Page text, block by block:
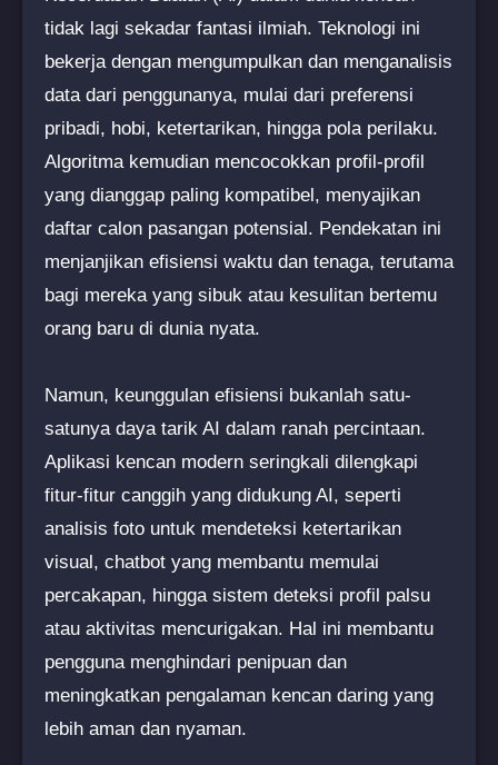
tidak lagi sekadar fantasi ilmiah. Teknologi ini
bekerja dengan mengumpulkan dan menganalisis
data dari penggunanya, mulai dari preferensi
pribadi, hobi, ketertarikan, hingga pola perilaku.
Algoritma kemudian mencocokkan profil-profil
yang dianggap paling kompatibel, menyajikan
daftar calon pasangan potensial. Pendekatan ini
menjanjikan efisiensi waktu dan tenaga, terutama
bagi mereka yang sibuk atau kesulitan bertemu
orang baru di dunia nyata.
Namun, keunggulan efisiensi bukanlah satu-
satunya daya tarik AI dalam ranah percintaan.
Aplikasi kencan modern seringkali dilengkapi
fitur-fitur canggih yang didukung AI, seperti
analisis foto untuk mendeteksi ketertarikan
visual, chatbot yang membantu memulai
percakapan, hingga sistem deteksi profil palsu
atau aktivitas mencurigakan. Hal ini membantu
pengguna menghindari penipuan dan
meningkatkan pengalaman kencan daring yang
lebih aman dan nyaman.